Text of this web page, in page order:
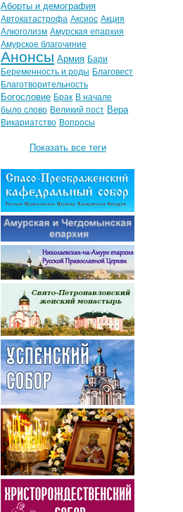
Аборты и демография
Автокатастрофа Аксиос Акция
Алкоголизм Амурская епархия
Амурское благочиние
Анонсы Армия Бари
Беременность и роды Благовест
Благотворительность
Богословие Брак В начале
было слово Великий пост Вера
Викариатство Вопросы
Показать все теги